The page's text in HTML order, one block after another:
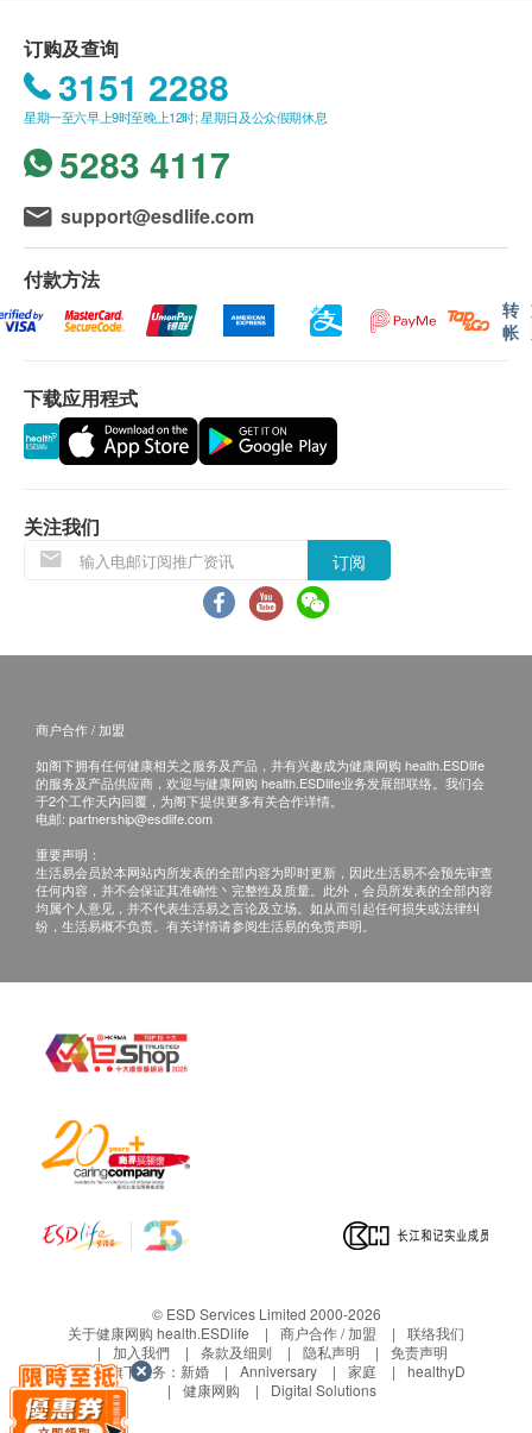
总前列腺癌抗原 (只限男士)
游离前列腺癌抗原 (只限男士)
游离前列腺癌抗原/前列腺癌抗原比率
癌抗原242
细胞角质素21-1 (肺)
神经元特异性烯醇化酶NSE
癌抗原50
心脏检查 重点项目
电脑扫描
低放射剂量胸腔检查
2 基本项目
基本健康评估
身体一般检查
内科检查
外科检查
耳鼻喉检查
总胆固醇
高密度脂蛋白胆固醇
低密度脂蛋白胆固醇
载脂蛋白A1
载脂蛋白A1/载脂蛋白B 比率
空腹血糖
肝功能
人免疫缺陷病毒抗体试验
（联络电话：+86 13670018171；微信：+86
13670018171）。
身体检查计划有效期为3个月，客户必须于3个月内
（由确认付款日期起计）接受有关检查，逾期作
废。
局仁和厚德医疗管理（深圳）有限公司德正门诊部
可安排医护人员陪同提供翻译服务。
如果商户页面与体检计划页面的繁体中文、简体中
文、英文三个版本有任何抵触或不相符之处，应以
繁体中文版本为准。
二、体检报告领取和讲解
体检报告的语言为简体中文。
体检报告会在体检后10个工作日内完成，客户可选
体检报告完成后，招商局仁和厚德医疗管理
（深圳）有限公司德正门诊部会发送提醒讯息
至客户预留的手机号短信息内，点击链接即可
查看电子报告。
预留E-mail，招商局仁和厚德医疗管理（深
圳）有限公司德正门诊部会在报告完成后邮
寄，邮费到付（可送到港澳地区）。
以下渠道：
电话讲解：需至少提前1个工作日预约具体时间
（联络电话：+86 13670018171；微信：+86
（联络电话：+86 13670018171；微信：+86
局仁和厚德医疗管理（深圳）有限公司德正门
诊部聼医生当面讲解。如预约当面讲解，以下
地点可供选择：
楼0312单元
三、免责声明
如有争议，健康网购health.ESDlife及招商局仁和厚德
医疗管理（深圳）有限公司德正门诊部保留最后决定
权。
订购及查询
3151 2288
星期一至六早上9时至晚上12时; 星期日及公众假期休息
5283 4117
support@esdlife.com
付款方法
转
帐
下载应用程式
关注我们
订阅
商户合作 / 加盟
如阁下拥有任何健康相关之服务及产品，并有兴趣成为健康网购 health.ESDlife
的服务及产品供应商，欢迎与健康网购 health.ESDlife业务发展部联络。我们会
于2个工作天内回覆，为阁下提供更多有关合作详情。
电邮: partnership@esdlife.com
重要声明：
生活易会员於本网站内所发表的全部内容为即时更新，因此生活易不会预先审查
任何内容，并不会保证其准确性丶完整性及质量。此外，会员所发表的全部内容
均属个人意见，并不代表生活易之言论及立场。如从而引起任何损失或法律纠
纷，生活易概不负责。有关详情请参阅生活易的免责声明。
© ESD Services Limited 2000-2026
关于健康网购 health.ESDlife
商户合作 / 加盟
联络我们
加入我們
条款及细则 隐私声明
免责声明
生活易旗下业务： 新婚 Anniversary 家庭
healthyD
健康网购
Digital Solutions